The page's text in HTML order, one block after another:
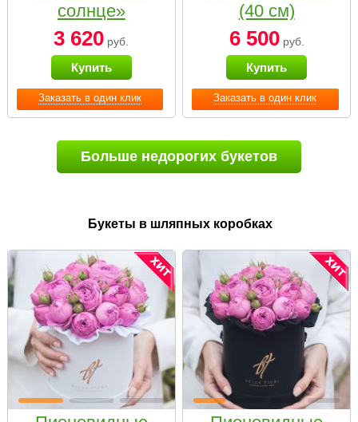
Заказать в один клик
солнце»
3 620 руб.
Купить
Заказать в один клик
(40 см)
6 500руб.
Купить
Больше недорогих букетов
Букеты в шляпных коробках